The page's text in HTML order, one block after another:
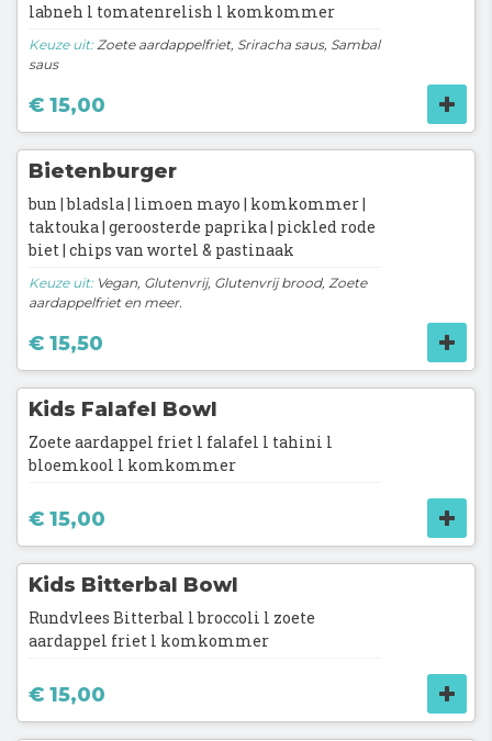
labneh l tomatenrelish l komkommer
Keuze uit:Zoete aardappelfriet, Sriracha saus, Sambal
saus
€ 15,00
Bietenburger
bun | bladsla | limoen mayo | komkommer |
taktouka | geroosterde paprika | pickled rode
biet | chips van wortel & pastinaak
Keuze uit:Vegan, Glutenvrij, Glutenvrij brood, Zoete
aardappelfriet en meer.
€ 15,50
Kids Falafel Bowl
Zoete aardappel friet l falafel l tahini l
bloemkool l komkommer
€ 15,00
Kids Bitterbal Bowl
Rundvlees Bitterbal l broccoli l zoete
aardappel friet l komkommer
€ 15,00